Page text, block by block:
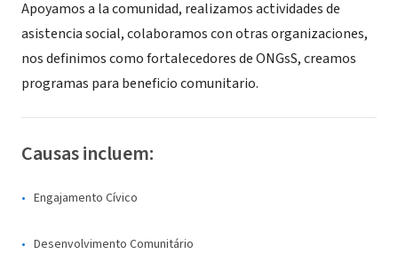
Apoyamos a la comunidad, realizamos actividades de
asistencia social, colaboramos con otras organizaciones,
nos definimos como fortalecedores de ONGsS, creamos
programas para beneficio comunitario.
Causas incluem:
Engajamento Cívico
Desenvolvimento Comunitário